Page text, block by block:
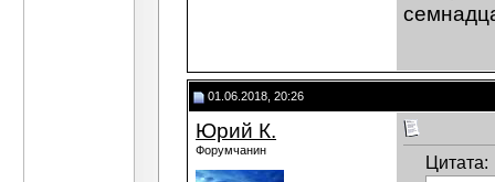
01.06.2018, 20:26
Юрий К.
Форумчанин
Цитата: